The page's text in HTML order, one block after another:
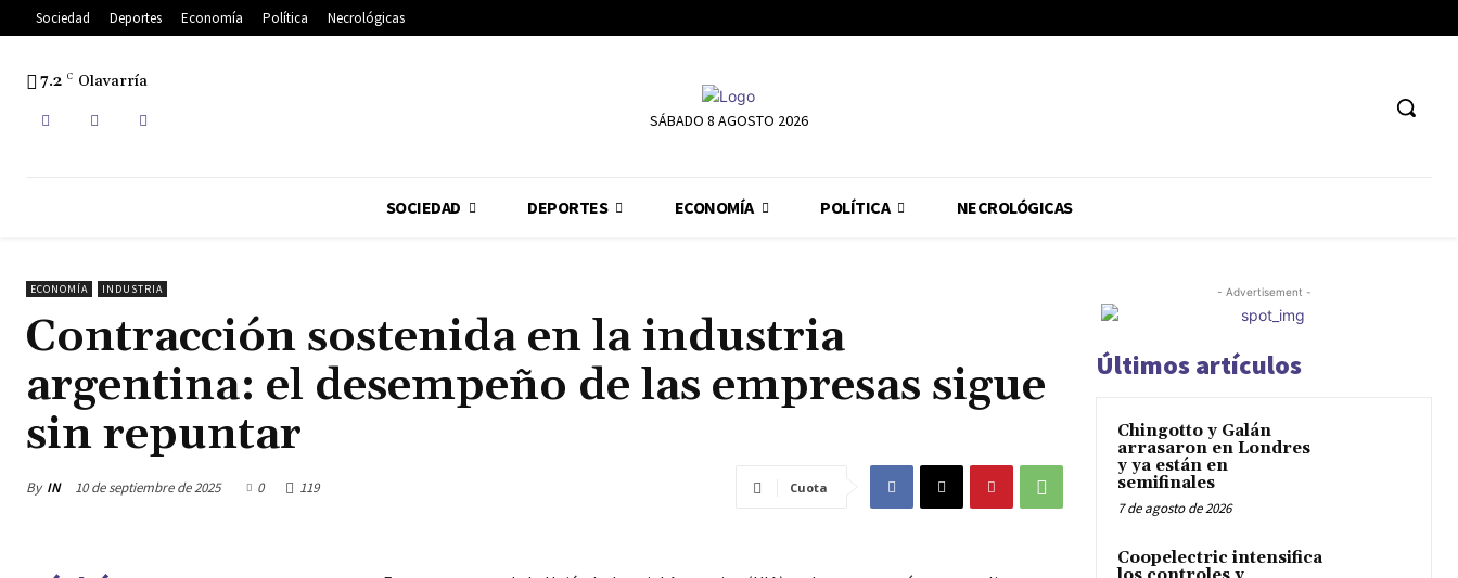
Sociedad Deportes Economía Política Necrológicas
7.2 C Olavarría
SÁBADO 8 AGOSTO 2026
SOCIEDAD DEPORTES ECONOMÍA POLÍTICA NECROLÓGICAS
ECONOMÍA INDUSTRIA
Contracción sostenida en la industria
argentina: el desempeño de las empresas sigue
sin repuntar
By IN 10 de septiembre de 2025 0 119 Cuota
- Advertisement -
Últimos artículos
Chingotto y Galán
arrasaron en Londres
y ya están en
semifinales
7 de agosto de 2026
Coopelectric intensifica